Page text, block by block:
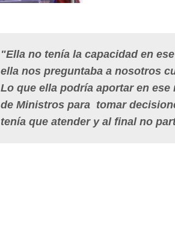
"Ella no tenía la capacidad en
ella nos preguntaba a nosotros
Lo que ella podría aportar en
de Ministros para tomar
tenía que atender y al final no